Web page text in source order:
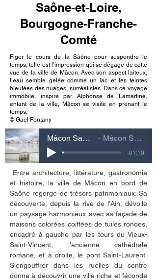
Saône-et-Loire,
Bourgogne-Franche-
Comté
Figer le cours de la Saône pour suspendre le
temps, telle est l’impression qui se dégage de cette
vue de la ville de Mâcon. Avec son aspect laiteux,
l’eau semble gelée comme un lac et les teintes
bleutées des nuages, surréalistes. Dans ce voyage
immobile, inspiré par Alphonse de Lamartine,
enfant de la ville, Mâcon se visite en prenant le
temps.
© Gaël Fontany
Mâcon Saône-et-Loire, Bourgogne-Franche-Comté Mâcon Saône-et-Loire, Bourgogne-Franche-Comté
-01:19
et histoire, la ville de Mâcon en bord de
Saône regorge de trésors patrimoniaux. Sa
découverte, depuis la rive de l’Ain, dévoile
un paysage harmonieux avec sa façade de
maisons colorées coiffées de tuiles rondes,
encadré à gauche par les tours du Vieux-
Saint-Vincent, l’ancienne cathédrale
romane, et à droite, le pont Saint-Laurent.
S’engouffrer dans les ruelles du centre
donne à découvrir une ville riche et féconde